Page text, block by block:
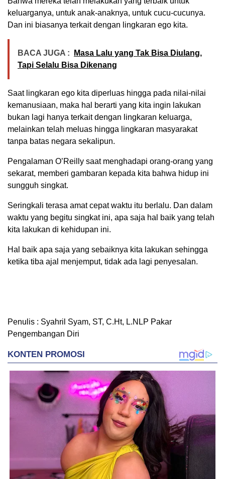
keluarganya, untuk anak-anaknya, untuk cucu-cucunya.
Dan ini biasanya terkait dengan lingkaran ego kita.
BACA JUGA :
Masa Lalu yang Tak Bisa Diulang,
Tapi Selalu Bisa Dikenang
Saat lingkaran ego kita diperluas hingga pada nilai-nilai
kemanusiaan, maka hal berarti yang kita ingin lakukan
bukan lagi hanya terkait dengan lingkaran keluarga,
melainkan telah meluas hingga lingkaran masyarakat
tanpa batas negara sekalipun.
Pengalaman O’Reilly saat menghadapi orang-orang yang
sekarat, memberi gambaran kepada kita bahwa hidup ini
sungguh singkat.
Seringkali terasa amat cepat waktu itu berlalu. Dan dalam
waktu yang begitu singkat ini, apa saja hal baik yang telah
kita lakukan di kehidupan ini.
Hal baik apa saja yang sebaiknya kita lakukan sehingga
ketika tiba ajal menjemput, tidak ada lagi penyesalan.
Penulis : Syahril Syam, ST, C.Ht, L.NLP Pakar
Pengembangan Diri